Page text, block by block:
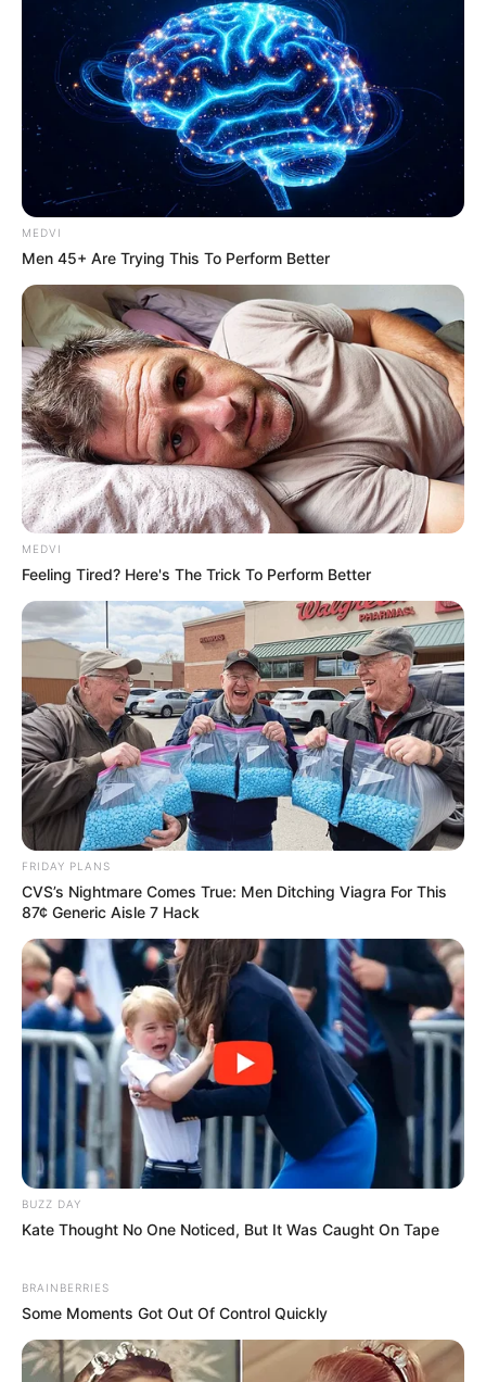
MEDVI
Men 45+ Are Trying This To Perform Better
MEDVI
Feeling Tired? Here's The Trick To Perform Better
FRIDAY PLANS
CVS’s Nightmare Comes True: Men Ditching Viagra For This
87¢ Generic Aisle 7 Hack
BUZZ DAY
Kate Thought No One Noticed, But It Was Caught On Tape
BRAINBERRIES
Some Moments Got Out Of Control Quickly